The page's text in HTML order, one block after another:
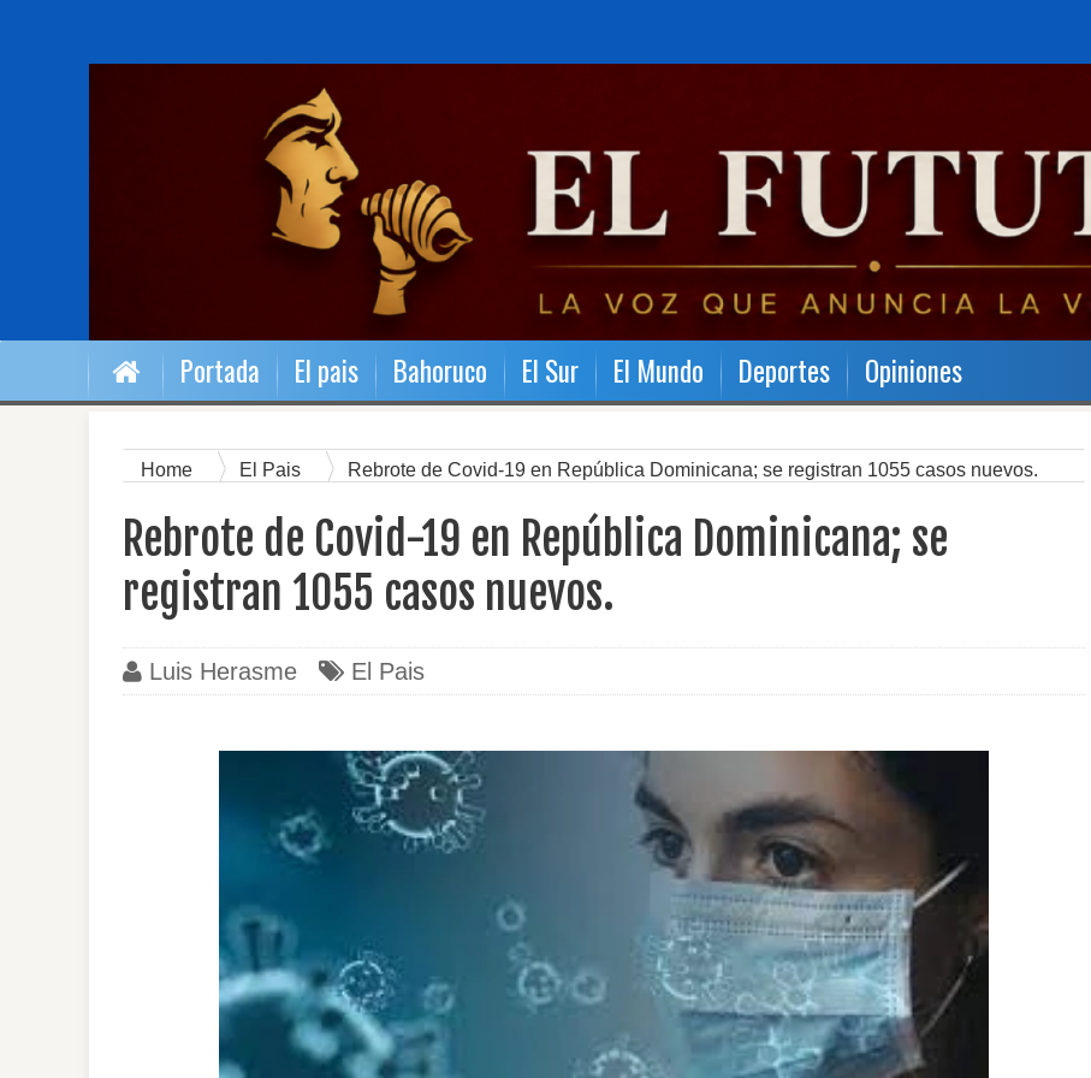
Portada El pais Bahoruco El Sur El Mundo Deportes Opiniones
Home El Pais Rebrote de Covid-19 en República Dominicana; se registran 1055 casos nuevos.
Rebrote de Covid-19 en República Dominicana; se
registran 1055 casos nuevos.
Luis Herasme El Pais